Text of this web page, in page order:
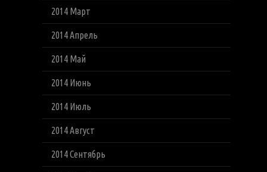
2014 Март
2014 Апрель
2014 Май
2014 Июнь
2014 Июль
2014 Август
2014 Сентябрь